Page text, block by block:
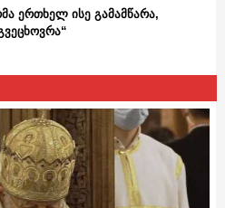
ერთხელ ისე გამამწარა,